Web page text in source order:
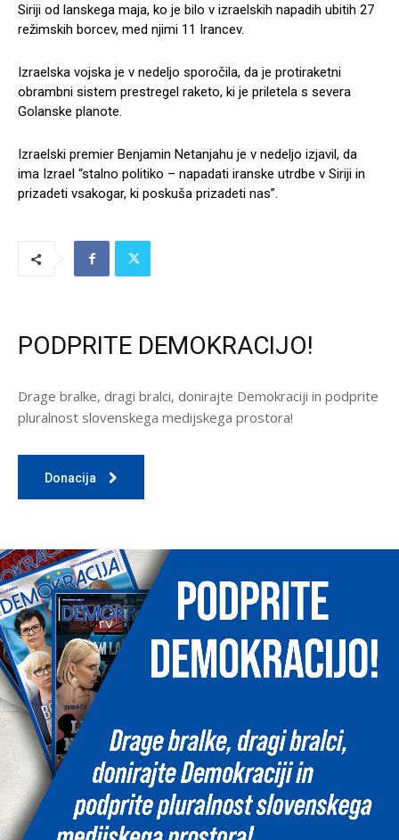
Siriji od lanskega maja, ko je bilo v izraelskih napadih ubitih 27
režimskih borcev, med njimi 11 Irancev.
Izraelska vojska je v nedeljo sporočila, da je protiraketni
obrambni sistem prestregel raketo, ki je priletela s severa
Golanske planote.
Izraelski premier Benjamin Netanjahu je v nedeljo izjavil, da
ima Izrael “stalno politiko – napadati iranske utrdbe v Siriji in
prizadeti vsakogar, ki poskuša prizadeti nas”.
PODPRITE DEMOKRACIJO!
Drage bralke, dragi bralci, donirajte Demokraciji in podprite
pluralnost slovenskega medijskega prostora!
Donacija